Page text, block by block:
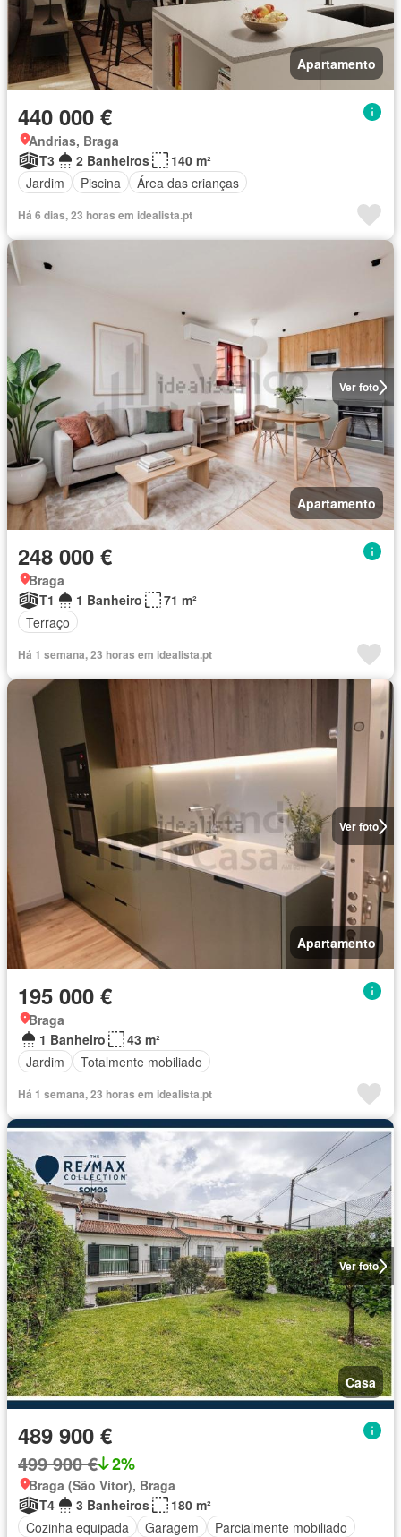
Apartamento
440 000 €
Andrias, Braga
T3
2 Banheiros
140 m²
Jardim
Piscina Área das crianças
Há 6 dias, 23 horas em idealista.pt
Ver foto
Apartamento
248 000 €
Braga
T1
1 Banheiro
71 m²
Terraço
Há 1 semana, 23 horas em idealista.pt
Ver foto
Apartamento
195 000 €
Braga
1 Banheiro
43 m²
Jardim
Totalmente mobiliado
Há 1 semana, 23 horas em idealista.pt
Ver foto
Casa
489 900 €
499 900 € 2%
Braga (São Vítor), Braga
T4
3 Banheiros
180 m²
Cozinha equipada
Garagem Parcialmente mobiliado